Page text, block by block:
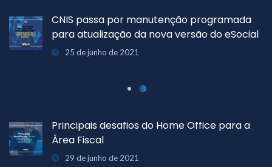
CNIS passa por manutenção programada
para atualização da nova versão do eSocial
25 de junho de 2021
Principais desafios do Home Office para a
Área Fiscal
29 de junho de 2021